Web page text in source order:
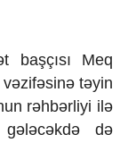
başçısı Meq
təyin
rəhbərliyi ilə
gələcəkdə də